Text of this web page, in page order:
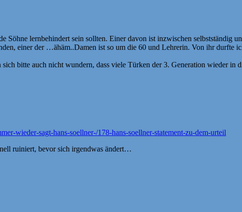
Söhne lernbehindert sein sollten. Einer davon ist inzwischen selbstständig
einer der …ähäm..Damen ist so um die 60 und Lehrerin. Von ihr durfte
bitte auch nicht wundern, dass viele Türken der 3. Generation wieder
wieder-sagt-hans-soellner-/178-hans-soellner-statement-zu-dem-urteil
ruiniert, bevor sich irgendwas ändert…